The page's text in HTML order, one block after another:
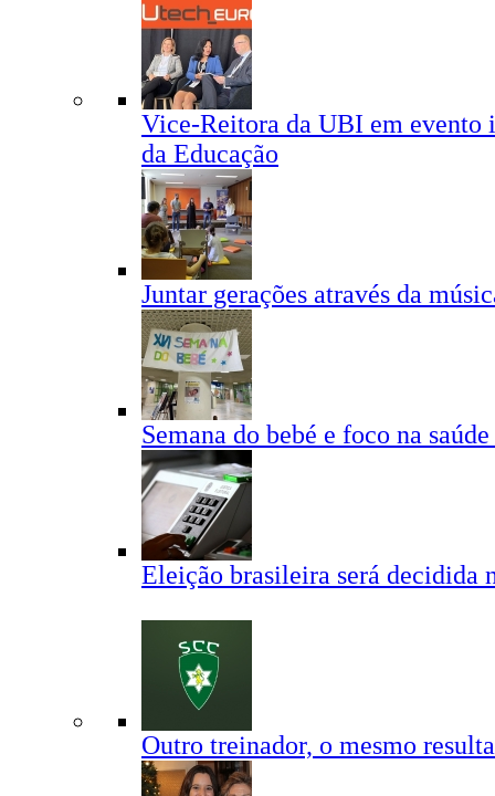
Vice-Reitora da UBI em evento
da Educação
Juntar gerações através da
Semana do bebé e foco na
Eleição brasileira será decidida
Outro treinador, o mesmo